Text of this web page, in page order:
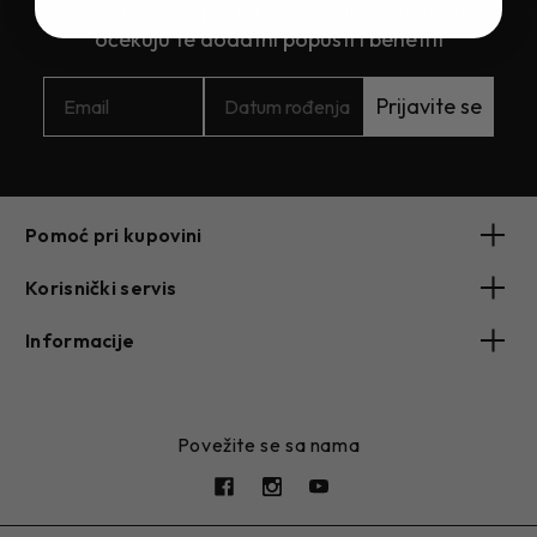
očekuju te dodatni popusti i benefiti
Prijavite se
Pomoć pri kupovini
Korisnički servis
Informacije
Povežite se sa nama